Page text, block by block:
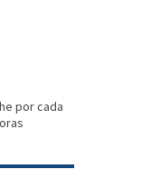
por cada